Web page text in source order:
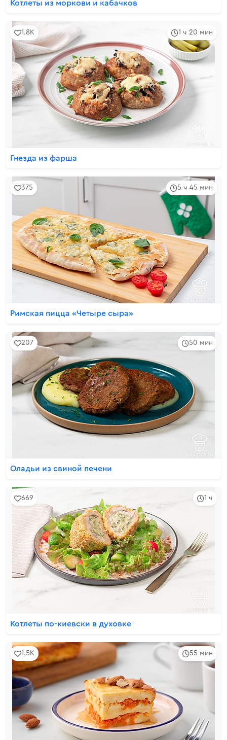
Котлеты из моркови и кабачков
1 ч 20 мин
1.8K
Гнезда из фарша
5 ч 45 мин
375
Римская пицца «Четыре сыра»
50 мин
207
Оладьи из свиной печени
1 ч
669
Котлеты по-киевски в духовке
55 мин
1.5K